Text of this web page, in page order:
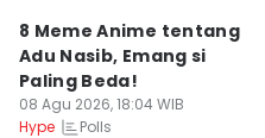
8 Meme Anime tentang
Adu Nasib, Emang si
Paling Beda!
08 Agu 2026, 18:04 WIB
Hype
Polls